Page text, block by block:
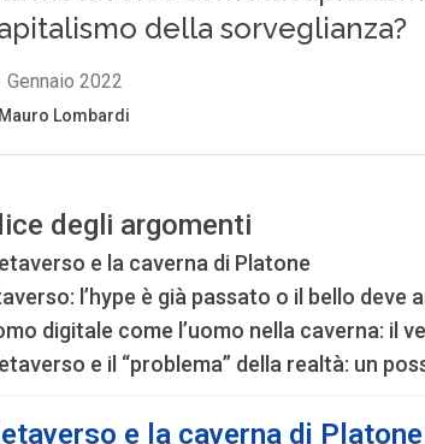
degli argomenti
e la caverna di Platone
l’hype è già passato o il bello deve
digitale come l’uomo nella caverna: il
e il “problema” della realtà: un
e la caverna di Platone